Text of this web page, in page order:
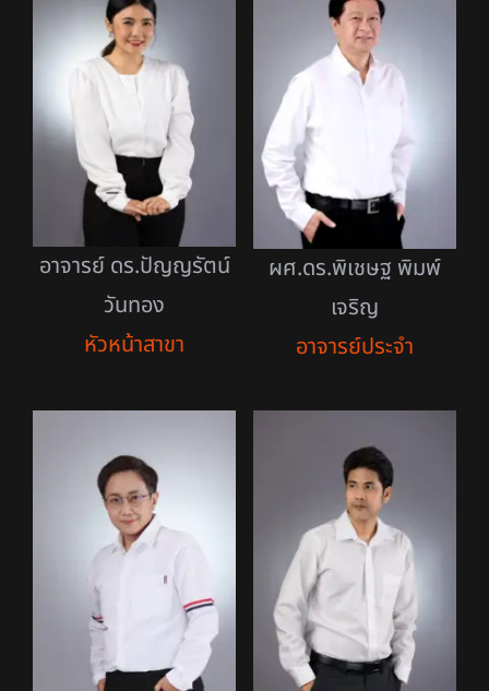
อาจารย์ ดร.ปัญญรัตน์
วันทอง
หัวหน้าสาขา
ผศ.ดร.พิเชษฐ พิมพ์
เจริญ
อาจารย์ประจำ